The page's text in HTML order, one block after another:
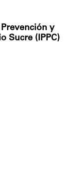
y
Sucre (IPPC)